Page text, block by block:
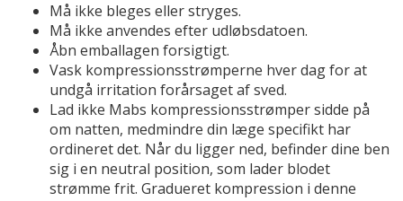
Må ikke bleges eller stryges.
Må ikke anvendes efter udløbsdatoen.
Åbn emballagen forsigtigt.
Vask kompressionsstrømperne hver dag for at
undgå irritation forårsaget af sved.
Lad ikke Mabs kompressionsstrømper sidde på
om natten, medmindre din læge specifikt har
ordineret det. Når du ligger ned, befinder dine ben
sig i en neutral position, som lader blodet
strømme frit. Gradueret kompression i denne